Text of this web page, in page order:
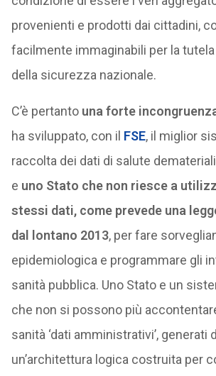
provenienti e prodotti dai cittadini,
facilmente immaginabili per la
della sicurezza nazionale.
C’è pertanto una forte
ha sviluppato, con il FSE, il miglior
raccolta dei dati di salute
e uno Stato che non riesce a
stessi dati, come prevede una
dal lontano 2013, per fare
epidemiologica e programmare gli
sanità pubblica. Uno Stato e un
che non si possono più
sanità ‘dati amministrativi’, generati
un’architettura logica costruita per